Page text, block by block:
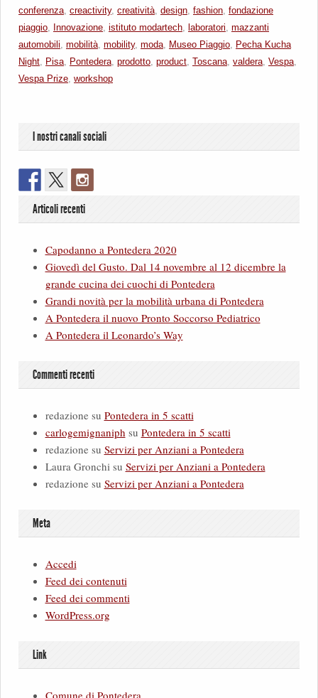
conferenza, creactivity, creatività, design, fashion, fondazione
piaggio, Innovazione, istituto modartech, laboratori, mazzanti
automobili, mobilità, mobility, moda, Museo Piaggio, Pecha Kucha
Night, Pisa, Pontedera, prodotto, product, Toscana, valdera, Vespa,
Vespa Prize, workshop
I nostri canali sociali
Articoli recenti
Capodanno a Pontedera 2020
Giovedì del Gusto. Dal 14 novembre al 12 dicembre la
grande cucina dei cuochi di Pontedera
Grandi novità per la mobilità urbana di Pontedera
A Pontedera il nuovo Pronto Soccorso Pediatrico
A Pontedera il Leonardo’s Way
Commenti recenti
redazionesu Pontedera in 5 scatti
carlogemignaniph su Pontedera in 5 scatti
redazionesu Servizi per Anziani a Pontedera
Laura Gronchisu Servizi per Anziani a Pontedera
redazionesu Servizi per Anziani a Pontedera
Meta
Accedi
Feed dei contenuti
Feed dei commenti
WordPress.org
Link